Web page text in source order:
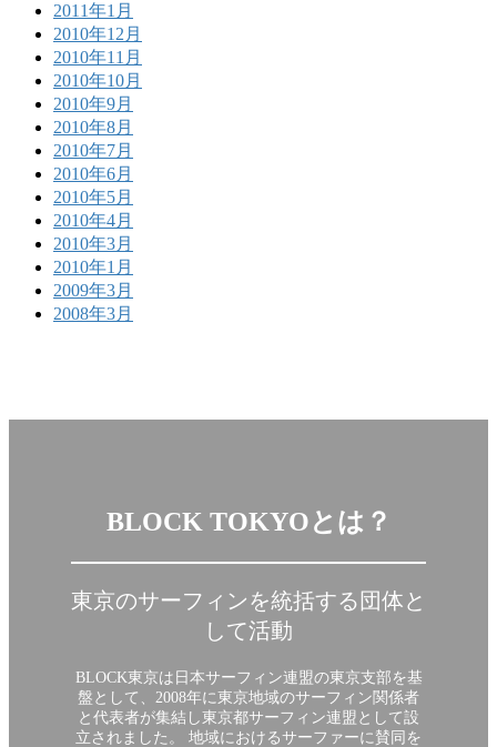
2011年1月
2010年12月
2010年11月
2010年10月
2010年9月
2010年8月
2010年7月
2010年6月
2010年5月
2010年4月
2010年3月
2010年1月
2009年3月
2008年3月
BLOCK TOKYOとは？
東京のサーフィンを統括する団体と
して活動
BLOCK東京は日本サーフィン連盟の東京支部を基
盤として、2008年に東京地域のサーフィン関係者
と代表者が集結し東京都サーフィン連盟として設
立されました。 地域におけるサーファーに賛同を